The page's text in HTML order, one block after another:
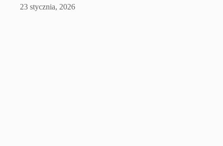
23 stycznia, 2026